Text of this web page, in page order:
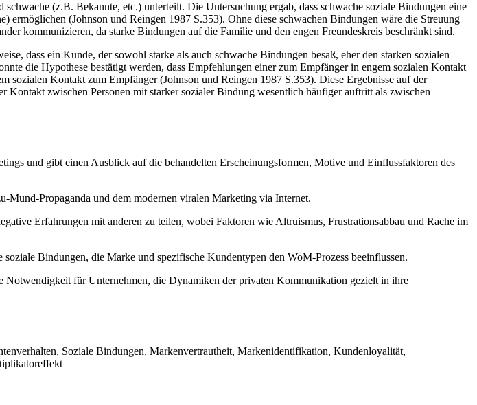
(z.B. Bekannte, etc.) unterteilt. Die Untersuchung ergab, dass schwache soziale Bindungen eine
(Johnson und Reingen 1987 S.353). Ohne diese schwachen Bindungen wäre die Streuung
kommunizieren, da starke Bindungen auf die Familie und den engen Freundeskreis beschränkt sind.
dass ein Kunde, der sowohl starke als auch schwache Bindungen besaß, eher den starken sozialen
die Hypothese bestätigt werden, dass Empfehlungen einer zum Empfänger in engem sozialen Kontakt
sozialen Kontakt zum Empfänger (Johnson und Reingen 1987 S.353). Diese Ergebnisse auf der
Kontakt zwischen Personen mit starker sozialer Bindung wesentlich häufiger auftritt als zwischen
und gibt einen Ausblick auf die behandelten Erscheinungsformen, Motive und Einflussfaktoren des
Propaganda und dem modernen viralen Marketing via Internet.
Erfahrungen mit anderen zu teilen, wobei Faktoren wie Altruismus, Frustrationsabbau und Rache im
Bindungen, die Marke und spezifische Kundentypen den WoM-Prozess beeinflussen.
Notwendigkeit für Unternehmen, die Dynamiken der privaten Kommunikation gezielt in ihre
Soziale Bindungen, Markenvertrautheit, Markenidentifikation, Kundenloyalität,